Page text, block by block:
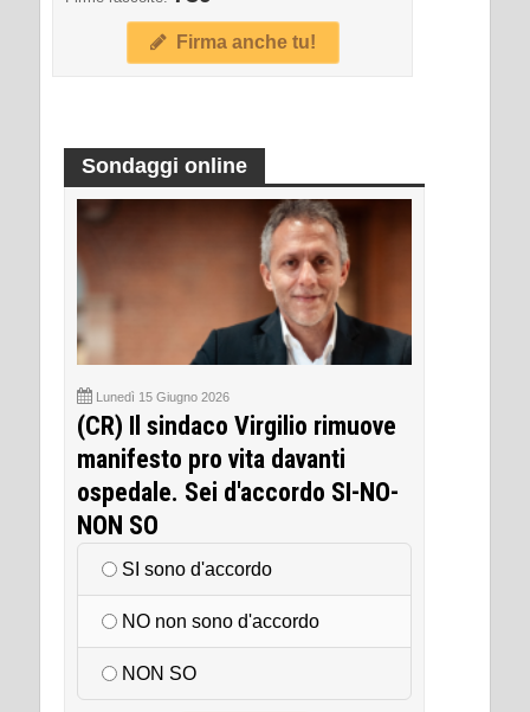
Firma anche tu!
Sondaggi online
Lunedì 15 Giugno 2026
(CR) Il sindaco Virgilio rimuove
manifesto pro vita davanti
ospedale. Sei d'accordo SI-NO-
NON SO
SI sono d'accordo
NO non sono d'accordo
NON SO